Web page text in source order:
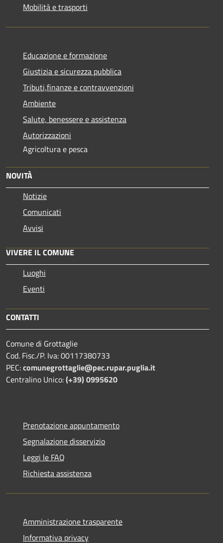
Mobilità e trasporti
Educazione e formazione
Giustizia e sicurezza pubblica
Tributi,finanze e contravvenzioni
Ambiente
Salute, benessere e assistenza
Autorizzazioni
Agricoltura e pesca
NOVITÀ
Notizie
Comunicati
Avvisi
VIVERE IL COMUNE
Luoghi
Eventi
CONTATTI
Comune di Grottaglie
Cod. Fisc./P. Iva: 00117380733
PEC:comunegrottaglie@pec.rupar.puglia.it
Centralino Unico:(+39) 0995620
Prenotazione appuntamento
Segnalazione disservizio
Leggi le FAQ
Richiesta assistenza
Amministrazione trasparente
Informativa privacy